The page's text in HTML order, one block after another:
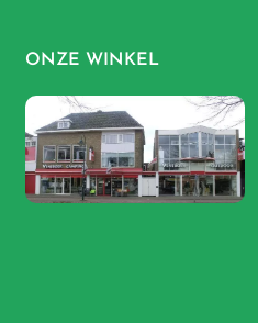
ONZE WINKEL